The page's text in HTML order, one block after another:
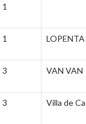
1
1 LOPENTA
3 VAN VAN
3 Villa de